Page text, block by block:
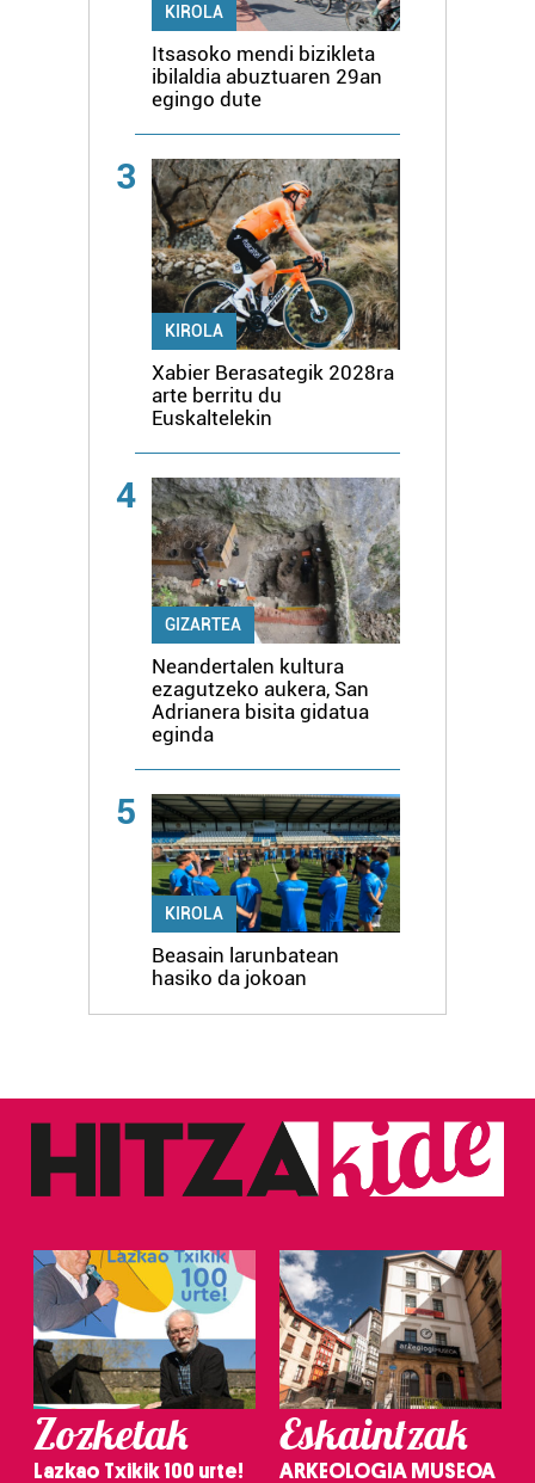
KIROLA
Itsasoko mendi bizikleta
ibilaldia abuztuaren 29an
egingo dute
3
KIROLA
Xabier Berasategik 2028ra
arte berritu du
Euskaltelekin
4
GIZARTEA
Neandertalen kultura
ezagutzeko aukera, San
Adrianera bisita gidatua
eginda
5
KIROLA
Beasain larunbatean
hasiko da jokoan
Zozketak
Lazkao Txikik 100 urte!
Eskaintzak
ARKEOLOGIA MUSEOA